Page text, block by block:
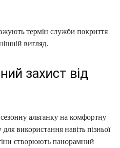
термін служби покриття
вигляд.
захист від
альтанку на комфортну
використання навіть пізньої
створюють панорамний